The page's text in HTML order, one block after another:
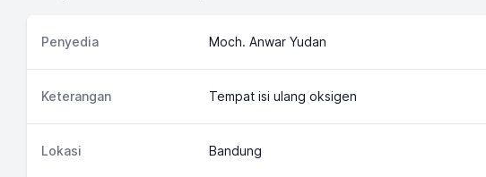
Penyedia Moch. Anwar Yudan
Keterangan Tempat isi ulang oksigen
Lokasi Bandung